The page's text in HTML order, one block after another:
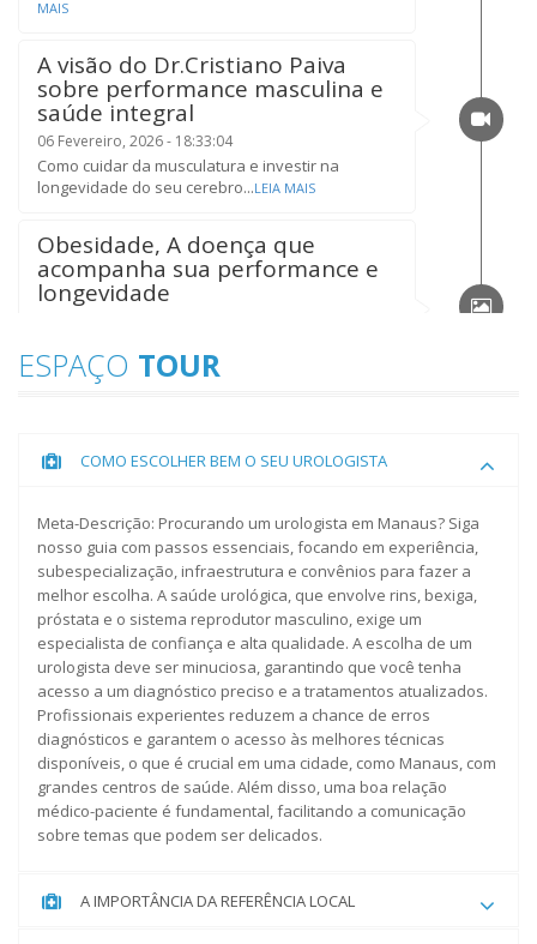
MAIS
A visão do Dr.Cristiano Paiva
sobre performance masculina e
saúde integral
06 Fevereiro, 2026 - 18:33:04
Como cuidar da musculatura e investir na
longevidade do seu cerebro...LEIA MAIS
Obesidade, A doença que
acompanha sua performance e
longevidade
apenas como algo visual, mas a verdade é que a
gordura visceral...
Força de verdade também é
saber a hora de cuidar da sua
27 Janeiro, 2026
Por muito tempo, fomos ensinados que o homem
deve aguentar tudo em silêncio e que o cansaço
mental...LEIA MAIS
Check-up de Performance, voçe
está realmente no seu auge?
24 Novembro, 2025
O Check-up de Performance é a nossa
abordagem de medicina avançada.Vamos além
do basico...LEIA MAIS
ESPAÇO TOUR
COMO ESCOLHER BEM O SEU UROLOGISTA
Meta-Descrição: Procurando um urologista em Manaus? Siga
nosso guia com passos essenciais, focando em experiência,
subespecialização, infraestrutura e convênios para fazer a
melhor escolha. A saúde urológica, que envolve rins, bexiga,
próstata e o sistema reprodutor masculino, exige um
especialista de confiança e alta qualidade. A escolha de um
urologista deve ser minuciosa, garantindo que você tenha
acesso a um diagnóstico preciso e a tratamentos atualizados.
Profissionais experientes reduzem a chance de erros
diagnósticos e garantem o acesso às melhores técnicas
disponíveis, o que é crucial em uma cidade, como Manaus, com
grandes centros de saúde. Além disso, uma boa relação
médico-paciente é fundamental, facilitando a comunicação
sobre temas que podem ser delicados.
A IMPORTÂNCIA DA REFERÊNCIA LOCAL